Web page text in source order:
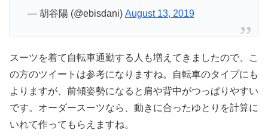
— 胡谷陽 (@ebisdani) August 13, 2019
スーツを着て自転車通勤する人も増えてきましたので、こ
の方のツイートは参考になりますね。自転車のタイプにも
よりますが、前傾姿勢になると肩や背中がつっぱりやすい
です。オーダースーツなら、動きに合ったゆとりを計算に
いれて作ってもらえますね。